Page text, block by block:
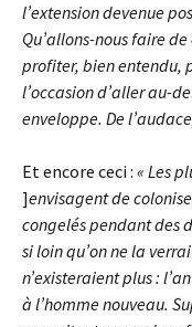
l’extension devenue
Qu’allons-nous faire
profiter, bien entendu,
l’occasion d’aller au-
enveloppe. De
Et encore ceci : « Les
]envisagent de
congelés pendant des
si loin qu’on ne la
n’existeraient plus :
à l’homme nouveau.